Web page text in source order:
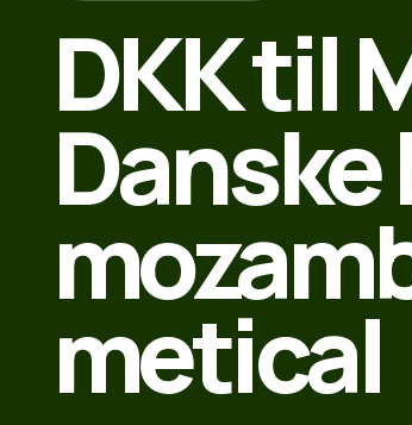
DKK til
metical